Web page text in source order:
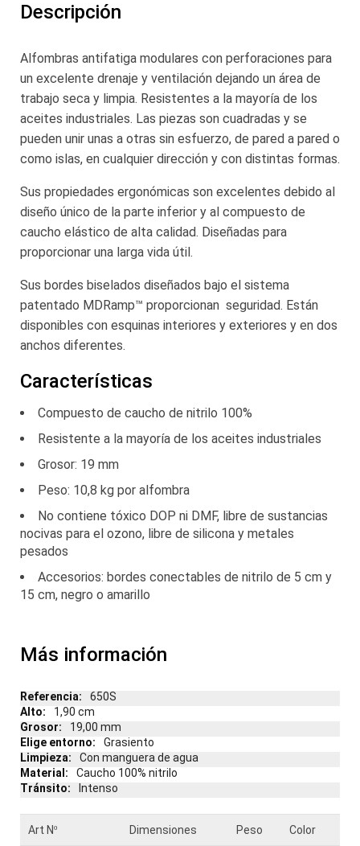
Descripción
Alfombras antifatiga modulares con perforaciones para
un excelente drenaje y ventilación dejando un área de
trabajo seca y limpia. Resistentes a la mayoría de los
aceites industriales. Las piezas son cuadradas y se
pueden unir unas a otras sin esfuerzo, de pared a pared o
como islas, en cualquier dirección y con distintas formas.
Sus propiedades ergonómicas son excelentes debido al
diseño único de la parte inferior y al compuesto de
caucho elástico de alta calidad. Diseñadas para
proporcionar una larga vida útil.
Sus bordes biselados diseñados bajo el sistema
patentado MDRamp™ proporcionan seguridad. Están
disponibles con esquinas interiores y exteriores y en dos
anchos diferentes.
Características
Compuesto de caucho de nitrilo 100%
Resistente a la mayoría de los aceites industriales
Grosor: 19 mm
Peso: 10,8 kg por alfombra
No contiene tóxico DOP ni DMF, libre de sustancias
nocivas para el ozono, libre de silicona y metales
pesados
Accesorios: bordes conectables de nitrilo de 5 cm y
15 cm, negro o amarillo
Más información
Más
información
650S
1,90 cm
19,00 mm
Grasiento
Con manguera de agua
Caucho 100% nitrilo
Intenso
Art Nº Dimensiones Peso Color